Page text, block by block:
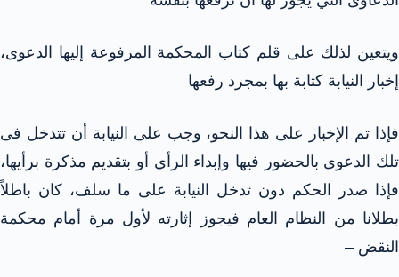
ويتعين لذلك على قلم كتاب المحكمة المرفوعة إليها الدعوى،
إخبار النيابة كتابة بها بمجرد رفعها
فإذا تم الإخبار على هذا النحو، وجب على النيابة أن تتدخل فى
تلك الدعوى بالحضور فيها وإبداء الرأي أو بتقديم مذكرة برأيها،
فإذا صدر الحكم دون تدخل النيابة على ما سلف، كان باطلاً
بطلانا من النظام العام فيجوز إثارته لأول مرة أمام محكمة
النقض –